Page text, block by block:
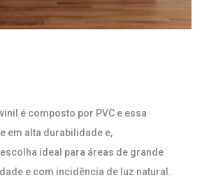
é composto por PVC e essa
em alta durabilidade e,
ideal para áreas de grande
e com incidência de luz natural.